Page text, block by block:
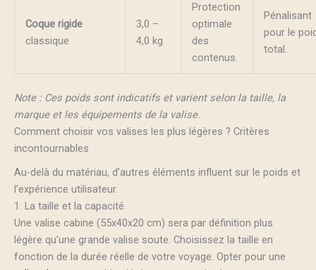
Coque rigide
classique
3,0 –
4,0 kg
Protection
optimale
des
contenus.
Pénalisant
pour le
total.
Note : Ces poids sont indicatifs et varient selon la taille, la
marque et les équipements de la valise.
Comment choisir vos valises les plus légères ? Critères
incontournables
Au-delà du matériau, d’autres éléments influent sur le poids et
l’expérience utilisateur.
1. La taille et la capacité
Une valise cabine (55x40x20 cm) sera par définition plus
légère qu’une grande valise soute. Choisissez la taille en
fonction de la durée réelle de votre voyage. Opter pour une